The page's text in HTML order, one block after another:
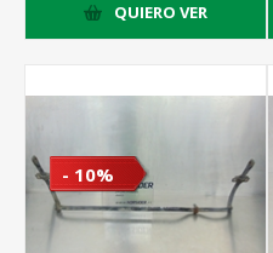
QUIERO VER
- 10%